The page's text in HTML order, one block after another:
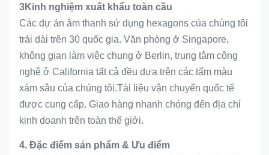
3Kinh nghiệm xuất khẩu toàn cầu
Các dự án âm thanh sử dụng hexagons của chúng tôi
trải dài trên 30 quốc gia. Văn phòng ở Singapore,
không gian làm việc chung ở Berlin, trung tâm công
nghệ ở California tất cả đều dựa trên các tấm màu
xám sâu của chúng tôi.Tài liệu vận chuyển quốc tế
được cung cấp. Giao hàng nhanh chóng đến địa chỉ
kinh doanh trên toàn thế giới.
4. Đặc điểm sản phẩm & Ưu điểm